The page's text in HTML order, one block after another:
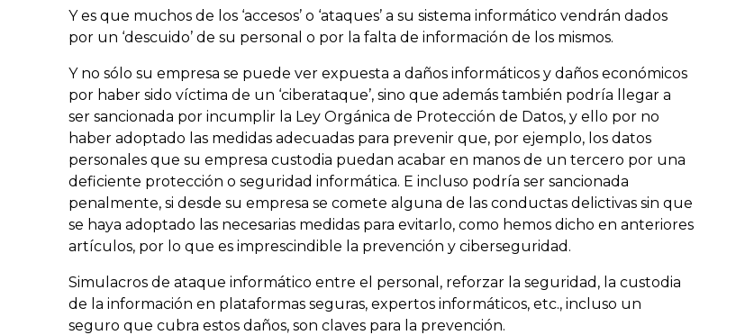
Y es que muchos de los ‘accesos’ o ‘ataques’ a su sistema informático vendrán dados
por un ‘descuido’ de su personal o por la falta de información de los mismos.
Y no sólo su empresa se puede ver expuesta a daños informáticos y daños económicos
por haber sido víctima de un ‘ciberataque’, sino que además también podría llegar a
ser sancionada por incumplir la Ley Orgánica de Protección de Datos, y ello por no
haber adoptado las medidas adecuadas para prevenir que, por ejemplo, los datos
personales que su empresa custodia puedan acabar en manos de un tercero por una
deficiente protección o seguridad informática. E incluso podría ser sancionada
penalmente, si desde su empresa se comete alguna de las conductas delictivas sin que
se haya adoptado las necesarias medidas para evitarlo, como hemos dicho en anteriores
artículos, por lo que es imprescindible la prevención y ciberseguridad.
Simulacros de ataque informático entre el personal, reforzar la seguridad, la custodia
de la información en plataformas seguras, expertos informáticos, etc., incluso un
seguro que cubra estos daños, son claves para la prevención.